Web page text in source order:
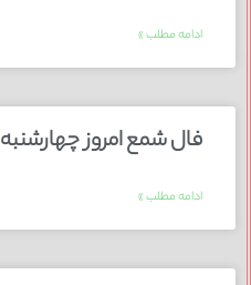
ادامه مطلب »
فال شمع امروز چهارشنبه 3 دی 1404
ادامه مطلب »